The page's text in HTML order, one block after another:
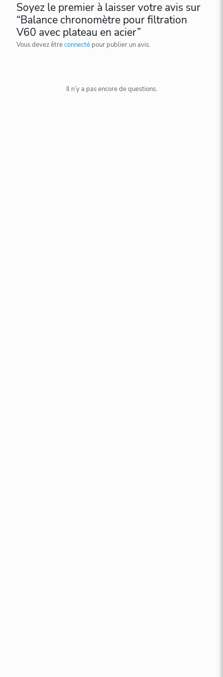
Soyez le premier à laisser votre avis sur
“Balance chronomètre pour filtration
V60 avec plateau en acier”
Vous devez êtreconnecté pour publier un avis.
Il n’y a pas encore de questions.